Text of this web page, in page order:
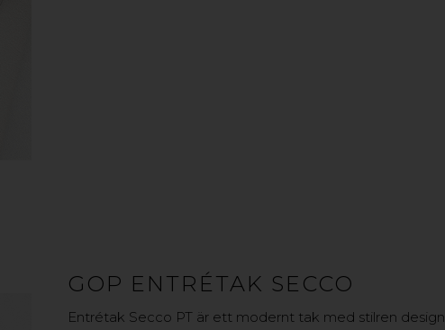
GOP ENTRÉTAK SECCO
Entrétak Secco PT är ett modernt tak med stilren